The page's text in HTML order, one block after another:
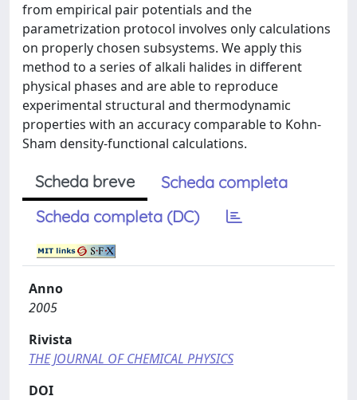
from empirical pair potentials and the
parametrization protocol involves only calculations
on properly chosen subsystems. We apply this
method to a series of alkali halides in different
physical phases and are able to reproduce
experimental structural and thermodynamic
properties with an accuracy comparable to Kohn-
Sham density-functional calculations.
Scheda breve
Scheda completa
Scheda completa (DC)
Anno
2005
Rivista
THE JOURNAL OF CHEMICAL PHYSICS
DOI